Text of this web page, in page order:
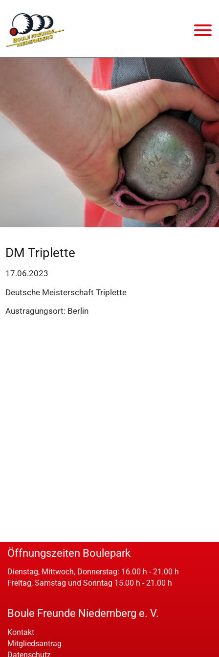
DM Triplette
17.06.2023
Deutsche Meisterschaft Triplette
Austragungsort: Berlin
Öffnungszeiten Boulepark
Dienstag, Mittwoch, Donnerstag: 16.00 h - 21.00 h
Freitag, Samstag und Sonntag 15.00 h - 21.00 h
Boule Freunde Niedernberg e. V.
Kontakt
Mitgliedsantrag
Datenschutz